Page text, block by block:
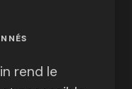
rend le